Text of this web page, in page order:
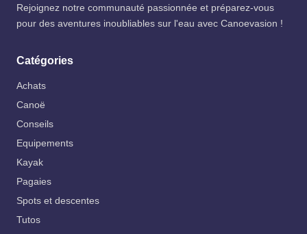
Rejoignez notre communauté passionnée et préparez-vous
pour des aventures inoubliables sur l'eau avec Canoevasion !
Catégories
Achats
Canoë
Conseils
Equipements
Kayak
Pagaies
Spots et descentes
Tutos